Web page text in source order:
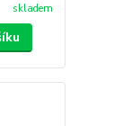
skladem